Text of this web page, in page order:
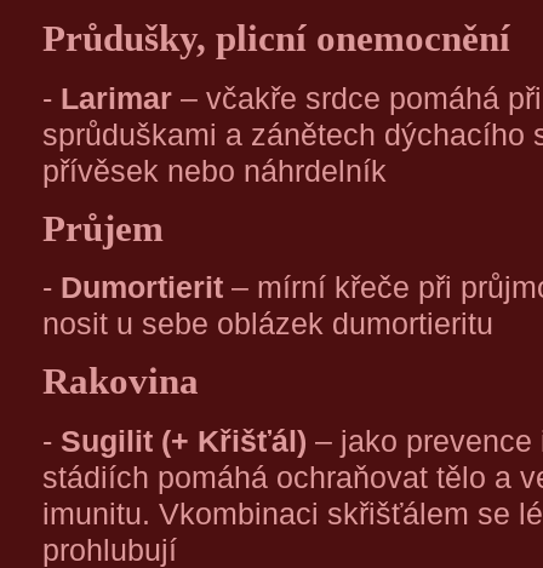
Průdušky, plicní onemocnění
- Larimar – včakře srdce pomáhá
sprůduškami a zánětech dýchacího
přívěsek nebo náhrdelník
Průjem
- Dumortierit – mírní křeče při
nosit u sebe oblázek dumortieritu
Rakovina
- Sugilit (+ Křišťál) – jako
stádiích pomáhá ochraňovat tělo a
imunitu. Vkombinaci skřišťálem se
prohlubují